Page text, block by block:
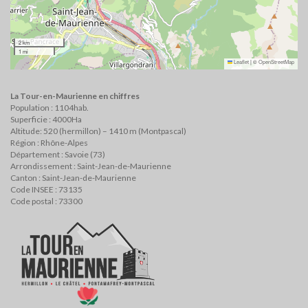
2 km
1 mi
Leaflet|©OpenStreetMap
La Tour-en-Maurienne en chiffres
Population : 1104hab.
Superficie : 4000Ha
Altitude: 520 (hermillon) – 1410 m (Montpascal)
Région : Rhône-Alpes
Département : Savoie (73)
Arrondissement : Saint-Jean-de-Maurienne
Canton : Saint-Jean-de-Maurienne
Code INSEE : 73135
Code postal : 73300